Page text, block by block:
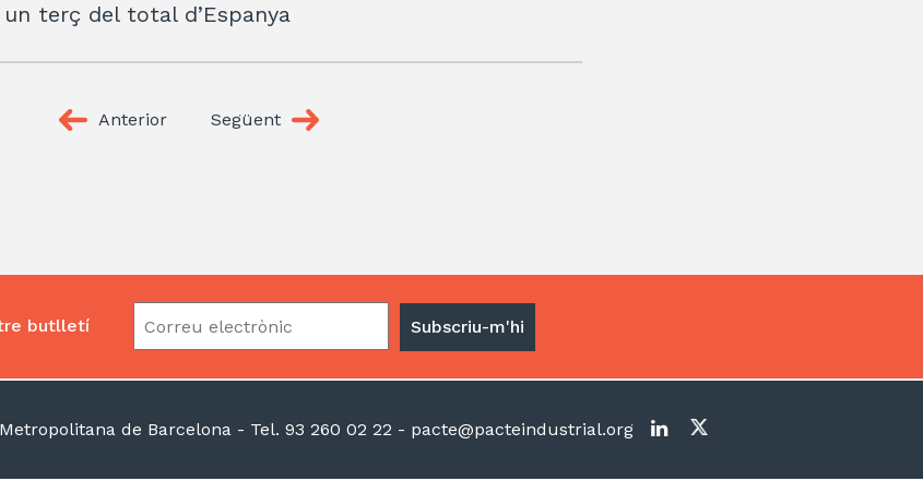
terç del total d’Espanya
Anterior Següent
butlletí
de Barcelona - Tel. 93 260 02 22 - pacte@pacteindustrial.org